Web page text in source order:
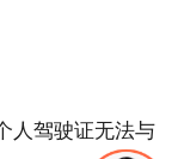
人驾驶证无法与